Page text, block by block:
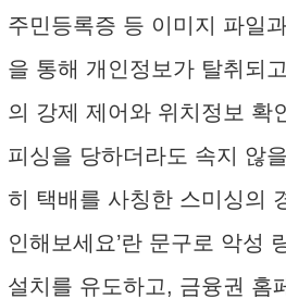
주민등록증 등 이미지 파일
을 통해 개인정보가 탈취되
의 강제 제어와 위치정보 확
피싱을 당하더라도 속지 않
히 택배를 사칭한 스미싱의
인해보세요’란 문구로 악성
설치를 유도하고, 금융권 홈